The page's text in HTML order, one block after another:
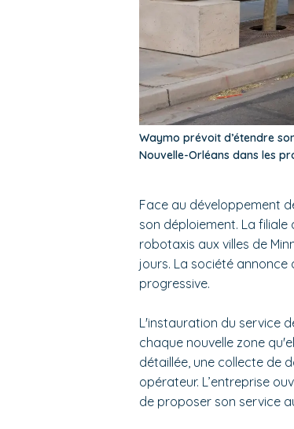
Waymo prévoit d’étendre
Nouvelle-Orléans dans les
Face au développement
son déploiement. La filiale
robotaxis aux villes de
jours. La société annonce
progressive.
L'instauration du service
chaque nouvelle zone
détaillée, une collecte de
opérateur. L’entreprise
de proposer son service